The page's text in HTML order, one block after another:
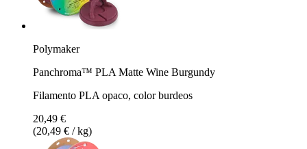
Polymaker
Panchroma™ PLA Matte Wine Burgundy
Filamento PLA opaco, color burdeos
20,49 €
(20,49 € / kg)